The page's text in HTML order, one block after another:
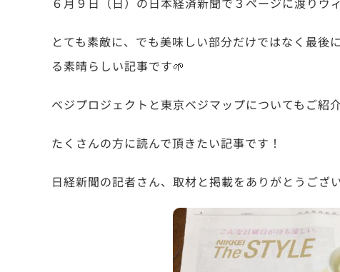
とても素敵に、でも美味しい部分だけではなく最
る素晴らしい記事です🌱
ベジプロジェクトと東京ベジマップについてもご紹
たくさんの方に読んで頂きたい記事です！
日経新聞の記者さん、取材と掲載をありがとうござ